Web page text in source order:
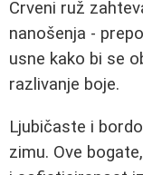
Crveni ruž
nanošenja -
usne kako bi se
razlivanje boje.
Ljubičaste i
zimu. Ove